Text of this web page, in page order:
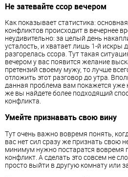
Не затевайте ссор вечером
Как показывает статистика:
конфликтов происходит в вечернее
неудивительно: за целый день
усталость, и хватает лишь 1-й искры
разгорелась ссора. Тут такая
вечером у вас появится желание
претензий своему мужу, то лучше
отложить этот разговор до утра.
данная проблема вам покажется уже
же вы найдете более подходящий
конфликта.
Умейте признавать свою вину
Тут очень важно вовремя понять,
вас нет сил сразу же признать свою
минимум нужно постаратся вовремя
конфликт. А сделать это совсем не
просто выйти в другую комнату или